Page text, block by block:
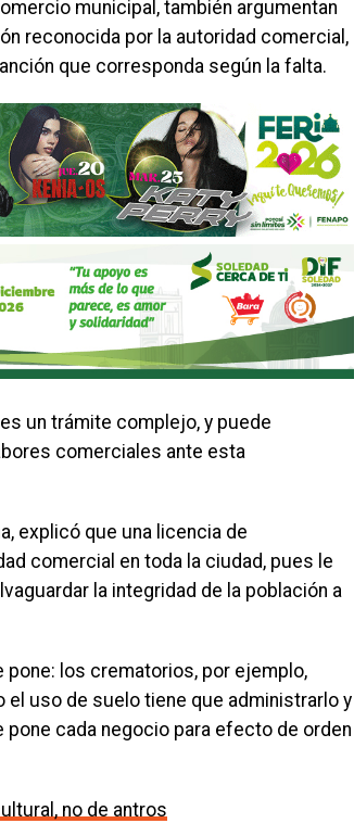
municipal, también argumentan
reconocida por la autoridad comercial,
que corresponda según la falta.
un trámite complejo, y puede
comerciales ante esta
explicó que una licencia de
comercial en toda la ciudad, pues le
la integridad de la población a
pone: los crematorios, por ejemplo,
el uso de suelo tiene que administrarlo y
cada negocio para efecto de orden
no de antros